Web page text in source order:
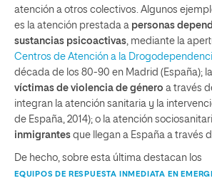
atención a otros colectivos. Algunos
es la atención prestada a personas
sustancias psicoactivas , mediante la
Centros de Atención a la
década de los 80-90 en Madrid (España);
víctimas de violencia de género a través
integran la atención sanitaria y la
de España, 2014); o la atención
inmigrantes que llegan a España a través
De hecho, sobre esta última destacan los
EQUIPOS DE RESPUESTA INMEDIATA EN